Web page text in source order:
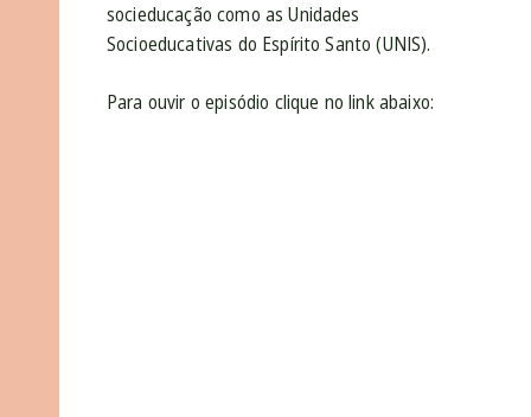
socieducação como as Unidades
Socioeducativas do Espírito Santo (UNIS).
Para ouvir o episódio clique no link abaixo: